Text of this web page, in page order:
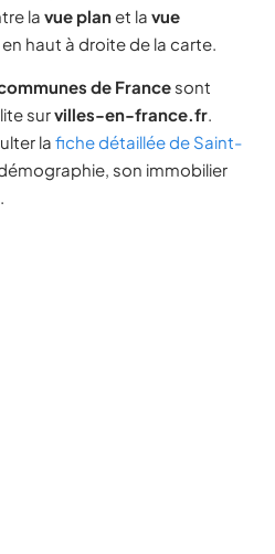
la vue planet la vue
haut à droite de la carte.
de France sont
survilles-en-france.fr.
la fiche détaillée de Saint-
son immobilier